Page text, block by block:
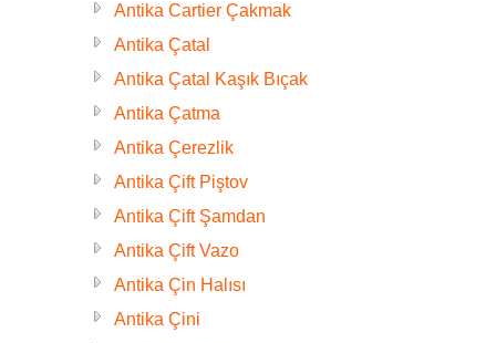
Antika Cartier Çakmak
Antika Çatal
Antika Çatal Kaşık Bıçak
Antika Çatma
Antika Çerezlik
Antika Çift Piştov
Antika Çift Şamdan
Antika Çift Vazo
Antika Çin Halısı
Antika Çini